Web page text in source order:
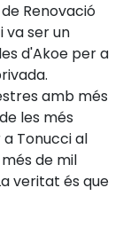
Renovació
va ser un
d'Akoe per a
amb més
les més
Tonucci al
de mil
veritat és que